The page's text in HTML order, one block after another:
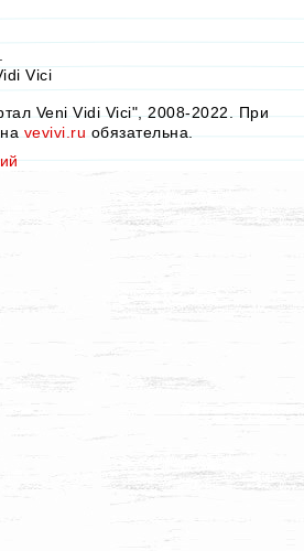
Vici
Veni Vidi Vici", 2008-2022. При
vevivi.ru обязательна.